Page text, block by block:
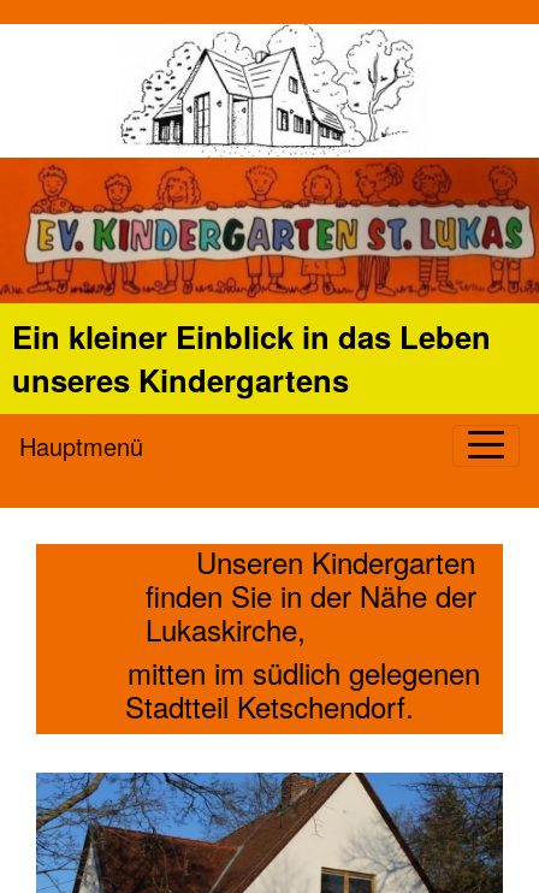
Ein kleiner Einblick in das Leben
unseres Kindergartens
Hauptmenü
Unseren Kindergarten
finden Sie in der Nähe der
Lukaskirche,
mitten im südlich gelegenen
Stadtteil Ketschendorf.